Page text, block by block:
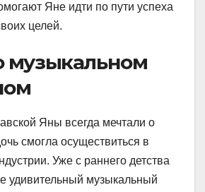
Яне идти по пути успеха
целей.
музыкальном
Яны всегда мечтали о
смогла осуществиться в
Уже с раннего детства
удивительный музыкальный